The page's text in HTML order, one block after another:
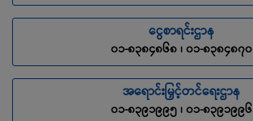
ငွေစာရင်းဌာန
၀၁-၈၃၈၄၈၆၈ ၊ ၀၁-၈၃၈၄၈၇၀
အရောင်းမြှင့်တင်ရေးဌာန
၀၁-၈၃၉၁၉၉၅ ၊ ၀၁-၈၃၉၁၉၉၆